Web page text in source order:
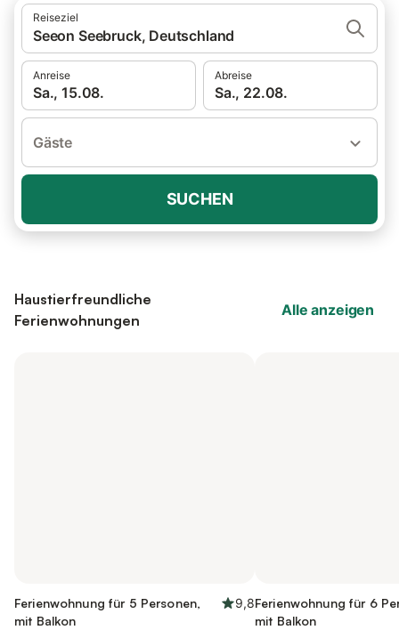
Reiseziel
Seeon Seebruck, Deutschland
Anreise
Sa., 15.08.
Abreise
Sa., 22.08.
Gäste
SUCHEN
Haustierfreundliche
Ferienwohnungen
Alle anzeigen
Ferienwohnung für 5 Personen,
mit Balkon
9,8Ferienwohnung für 6
mit Balkon